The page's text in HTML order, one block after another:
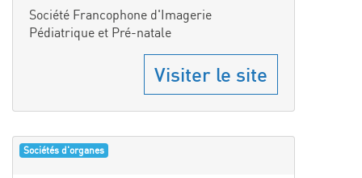
Société Francophone d'Imagerie
Pédiatrique et Pré-natale
Visiter le site
Sociétés d'organes